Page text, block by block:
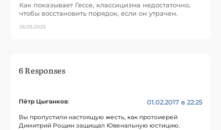
Как показывает Гессе, классицизма недостаточно,
чтобы восстановить порядок, если он утрачен.
26.05.2025
6 Responses
Пётр Цыганков: 01.02.2017 в 22:25
Вы пропустили настоящую жесть, как протоиерей
Димитрий Рощин защищал Ювенальную юстицию.